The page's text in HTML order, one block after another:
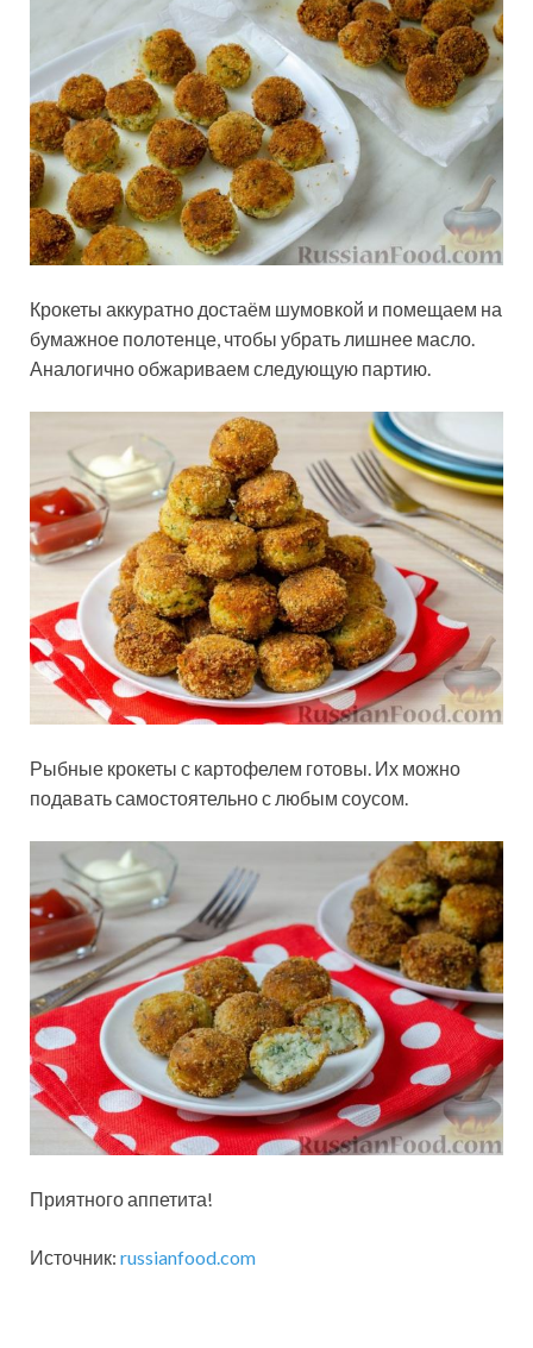
Крокеты аккуратно достаём шумовкой и помещаем на
бумажное полотенце, чтобы убрать лишнее масло.
Аналогично обжариваем следующую партию.
Рыбные крокеты с картофелем готовы. Их можно
подавать самостоятельно с любым соусом.
Приятного аппетита!
Источник: russianfood.com